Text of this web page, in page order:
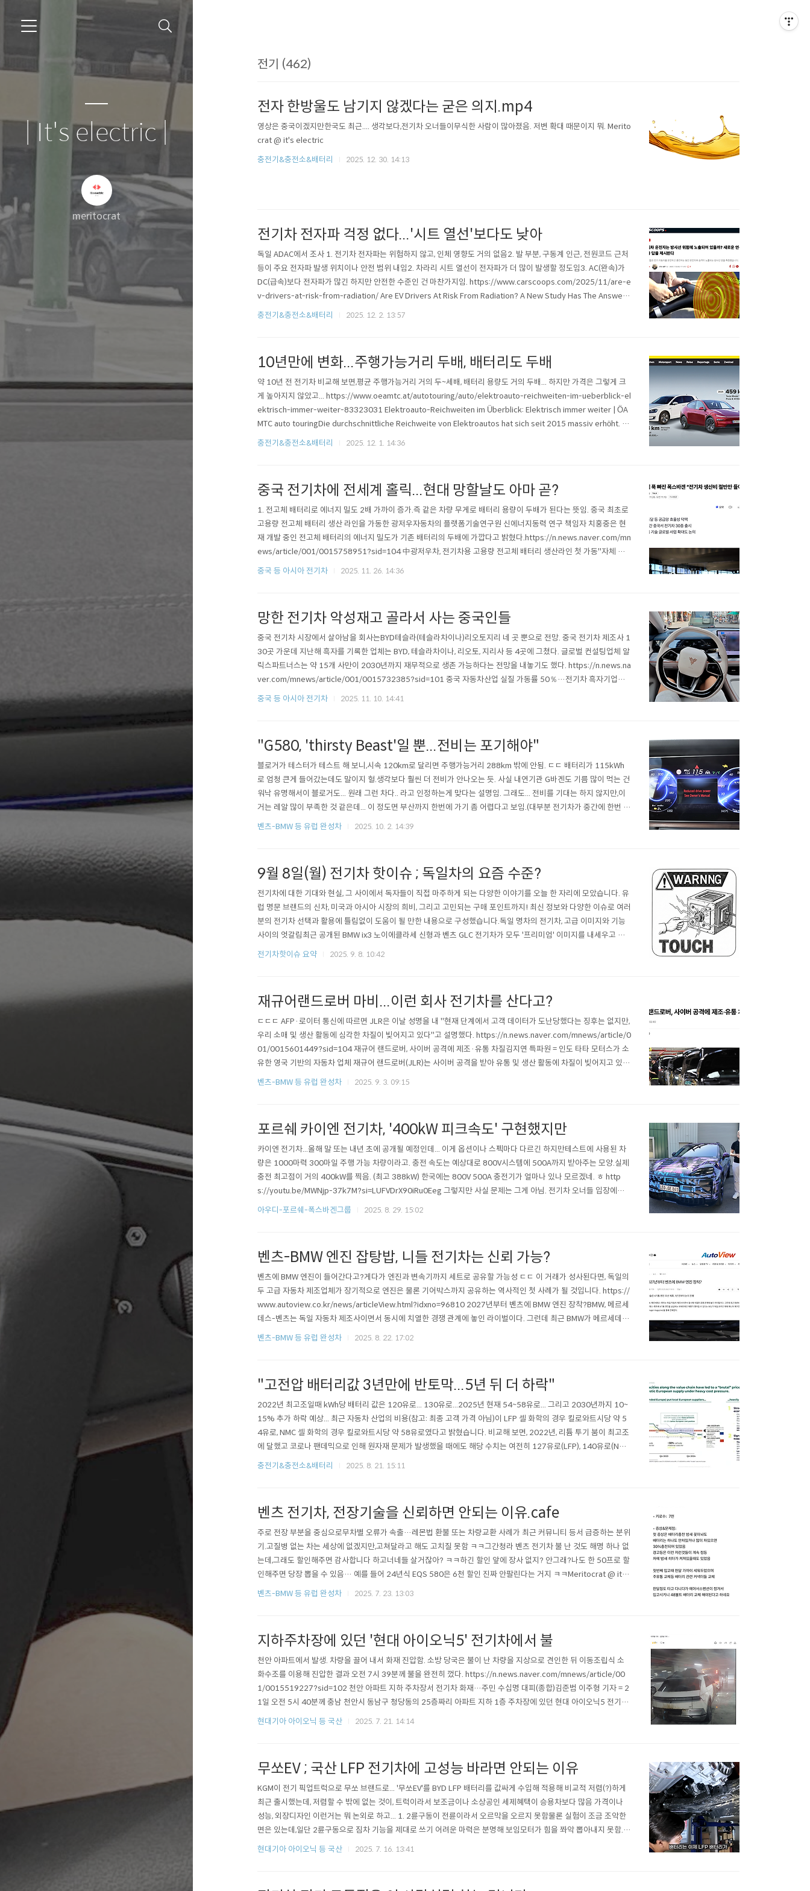
| It's electric |
meritocrat
전기 (462)
전자 한방울도 남기지 않겠다는 굳은 의지.mp4
영상은 중국이겠지만한국도 최근.... 생각보다,전기차 오너들이무식한 사람이 많아졌음. 저변 확대 때문이지 뭐. Merito
crat @ it's electric
충전기&충전소&배터리
2025. 12. 30. 14:13
전기차 전자파 걱정 없다...'시트 열선'보다도 낮아
독일 ADAC에서 조사 1. 전기차 전자파는 위험하지 않고, 인체 영향도 거의 없음2. 발 부분, 구동계 인근, 전원코드 근처
등이 주요 전자파 발생 위치이나 안전 범위 내임2. 차라리 시트 열선이 전자파가 더 많이 발생할 정도임3. AC(완속)가
DC(급속)보다 전자파가 많긴 하지만 안전한 수준인 건 마찬가지임. https://www.carscoops.com/2025/11/are-e
v-drivers-at-risk-from-radiation/ Are EV Drivers At Risk From Radiation? A New Study Has The Answers
| CarscoopsResearchers measured the amount of radiation drivers and passengers ..
충전기&충전소&배터리 2025. 12. 2. 13:57
10년만에 변화...주행가능거리 두배, 배터리도 두배
약 10년 전 전기차 비교해 보면,평균 주행가능거리 거의 두~세배, 배터리 용량도 거의 두배... 하지만 가격은 그렇게 크
게 높아지지 않았고... https://www.oeamtc.at/autotouring/auto/elektroauto-reichweiten-im-ueberblick-el
ektrisch-immer-weiter-83323031 Elektroauto-Reichweiten im Überblick: Elektrisch immer weiter | ÖA
MTC auto touringDie durchschnittliche Reichweite von Elektroautos hat sich seit 2015 massiv erhöht. Ei
n Überblick aller aktuellen Modelle z..
충전기&충전소&배터리 2025. 12. 1. 14:36
중국 전기차에 전세계 홀릭...현대 망할날도 아마 곧?
1. 전고체 배터리로 에너지 밀도 2배 가까이 증가.즉 같은 차량 무게로 배터리 용량이 두배가 된다는 뜻임. 중국 최초로
고용량 전고체 배터리 생산 라인을 가동한 광저우자동차의 플랫폼기술연구원 신에너지동력 연구 책임자 치훙중은 현
재 개발 중인 전고체 배터리의 에너지 밀도가 기존 배터리의 두배에 가깝다고 밝혔다.https://n.news.naver.com/mn
ews/article/001/0015758951?sid=104 中광저우차, 전기차용 고용량 전고체 배터리 생산라인 첫 가동"자체 개
발 전해질 등 기술적 혁신…2027∼2030년 점진적 양산" 정성조 특파원 = 중국이 첫 번째 전고체 배터리 생산라인을
중국 등 아시아 전기차 2025. 11. 26. 14:36
망한 전기차 악성재고 골라서 사는 중국인들
중국 전기차 시장에서 살아남을 회사는BYD테슬라(테슬라차이나)리오토지리 네 곳 뿐으로 전망. 중국 전기차 제조사 1
30곳 가운데 지난해 흑자를 기록한 업체는 BYD, 테슬라차이나, 리오토, 지리사 등 4곳에 그쳤다. 글로벌 컨설팅업체 알
릭스파트너스는 약 15개 사만이 2030년까지 재무적으로 생존 가능하다는 전망을 내놓기도 했다. https://n.news.na
ver.com/mnews/article/001/0015732385?sid=101 중국 자동차산업 실질 가동률 50％…전기차 흑자기업은
4개 사뿐자동차연구원 보고서…"과잉생산·출혈경쟁 장기화 가능성" 중국 자동차 산업의 공급 과잉과 출혈 경쟁이 심
중국 등 아시아 전기차 2025. 11. 10. 14:41
"G580, 'thirsty Beast'일 뿐...전비는 포기해야"
블로거가 테스터가 테스트 해 보니,시속 120km로 달리면 주행가능거리 288km 밖에 안됨. ㄷㄷ 배터리가 115kWh
로 엄청 큰게 들어갔는데도 말이지 헐.생각보다 훨씬 더 전비가 안나오는 듯. 사실 내연기관 G바겐도 기름 많이 먹는 건
워낙 유명해서이 블로거도... 원래 그런 차다.. 라고 인정하는게 맞다는 설명임. 그래도... 전비를 기대는 하지 않지만,이
거는 레알 많이 부족한 것 같은데... 이 정도면 부산까지 한번에 가기 좀 어렵다고 보임.(대부분 전기차가 중간에 한번 충
전하겠지만, 갈수 있는것과 못가는 것과는 아예 다름) 게다가 충전 속도도 너무 느려... 2025년 배터리 큰 이 새 차가 말
벤츠-BMW 등 유럽 완성차 2025. 10. 2. 14:39
9월 8일(월) 전기차 핫이슈 ; 독일차의 요즘 수준?
전기차에 대한 기대와 현실, 그 사이에서 독자들이 직접 마주하게 되는 다양한 이야기를 오늘 한 자리에 모았습니다. 유
럽 명문 브랜드의 신차, 미국과 아시아 시장의 희비, 그리고 고민되는 구매 포인트까지! 최신 정보와 다양한 이슈로 여러
분의 전기차 선택과 활용에 틀림없이 도움이 될 만한 내용으로 구성했습니다.독일 명차의 전기차, 고급 이미지와 기능
사이의 엇갈림최근 공개된 BMW ix3 노이에클라세 신형과 벤츠 GLC 전기차가 모두 '프리미엄' 이미지를 내세우고 있
지만 실제로는 기대 이하라는 평이 많습니다. BMW ix3 xDrive50은 최대 800km 주행거리, 800V 초고속 충전, 양방
전기차핫이슈 요약 2025. 9. 8. 10:42
재규어랜드로버 마비...이런 회사 전기차를 산다고?
ㄷㄷㄷ AFP·로이터 통신에 따르면 JLR은 이날 성명을 내 "현재 단계에서 고객 데이터가 도난당했다는 징후는 없지만,
우리 소매 및 생산 활동에 심각한 차질이 빚어지고 있다"고 설명했다. https://n.news.naver.com/mnews/article/0
01/0015601449?sid=104 재규어 랜드로버, 사이버 공격에 제조·유통 차질김지연 특파원 = 인도 타타 모터스가 소
유한 영국 기반의 자동차 업체 재규어 랜드로버(JLR)는 사이버 공격을 받아 유통 및 생산 활동에 차질이 빚어지고 있다
고 2일(현지시간) 밝혔다. AFP·로이터n.news.naver.com 사이버 공격 하나 받아서 유통에서 제조까지 먹통인데...니
벤츠-BMW 등 유럽 완성차 2025. 9. 3. 09:15
포르쉐 카이엔 전기차, '400kW 피크속도' 구현했지만
카이엔 전기차...올해 말 또는 내년 초에 공개될 예정인데... 이게 옵션이나 스펙마다 다르긴 하지만테스트에 사용된 차
량은 1000마력 300마일 주행 가능 차량이라고. 충전 속도는 예상대로 800V시스템에 500A까지 받아주는 모양.실제
충전 최고점이 거의 400kW를 찍음. (최고 388kW) 한국에는 800V 500A 충전기가 얼마나 있나 모르겠네. ㅎ http
s://youtu.be/MWNjp-37k7M?si=LUFVDrX90iRu0Eeg 그렇지만 사실 문제는 그게 아님. 전기차 오너들 입장에선
누구도 그냥 그런 전자기기를 20만 달러씩 주고 살 사람이 없음. 누가 그러더라고.1000마력 300마일을 자랑할 게 아
아우디-포르쉐-폭스바겐그룹 2025. 8. 29. 15:02
벤츠-BMW 엔진 잡탕밥, 니들 전기차는 신뢰 가능?
벤츠에 BMW 엔진이 들어간다고?게다가 엔진과 변속기까지 세트로 공유할 가능성 ㄷㄷ 이 거래가 성사된다면, 독일의
두 고급 자동차 제조업체가 장기적으로 엔진은 물론 기어박스까지 공유하는 역사적인 첫 사례가 될 것입니다. https://
www.autoview.co.kr/news/articleView.html?idxno=96810 2027년부터 벤츠에 BMW 엔진 장착?BMW, 메르세
데스-벤츠는 독일 자동차 제조사이면서 동시에 치열한 경쟁 관계에 놓인 라이벌이다. 그런데 최근 BMW가 메르세데
스-벤츠에 4기통 엔진을 공급하는 파워트레인 제휴가 맺어질 수 있다www.autoview.co.krhttps://www.autocar.c
벤츠-BMW 등 유럽 완성차 2025. 8. 22. 17:02
"고전압 배터리값 3년만에 반토막...5년 뒤 더 하락"
2022년 최고조일때 kWh당 배터리 값은 120유로... 130유로...2025년 현재 54~58유로... 그리고 2030년까지 10~
15% 추가 하락 예상... 최근 자동차 산업의 비용(참고: 최종 고객 가격 아님)이 LFP 셀 화학의 경우 킬로와트시당 약 5
4유로, NMC 셀 화학의 경우 킬로와트시당 약 58유로였다고 밝혔습니다. 비교해 보면, 2022년, 리튬 투기 붐이 최고조
에 달했고 코로나 팬데믹으로 인해 원자재 문제가 발생했을 때에도 해당 수치는 여전히 127유로(LFP), 140유로(NM
C)였습니다.밀러의 예측: "2030년까지 가격이 10~15% 더 하락할 것으로 예상합니다." 추가적인 가격 하락 가능성
충전기&충전소&배터리 2025. 8. 21. 15:11
벤츠 전기차, 전장기술을 신뢰하면 안되는 이유.cafe
주로 전장 부분을 중심으로무차별 오류가 속출…레몬법 환불 또는 차량교환 사례가 최근 커뮤니티 등서 급증하는 분위
기.고질병 없는 차는 세상에 없겠지만,고쳐달라고 해도 고치질 못함 ㅋㅋ그간청라 벤츠 전기차 불 난 것도 해명 하나 없
는데,그래도 할인해주면 감사합니다 하고너네들 살거잖아? ㅋㅋ하긴 할인 앞에 장사 없지? 안그래?나도 한 50프로 할
인해주면 당장 뽑을 수 있음… 예를 들어 24년식 EQS 580은 6천 할인 진짜 안팔린다는 거지 ㅋㅋMeritocrat @ it’s
electric
벤츠-BMW 등 유럽 완성차 2025. 7. 23. 13:03
지하주차장에 있던 '현대 아이오닉5' 전기차에서 불
천안 아파트에서 발생. 차량을 끌어 내서 화재 진압함. 소방 당국은 불이 난 차량을 지상으로 견인한 뒤 이동조립식 소
화수조를 이용해 진압한 결과 오전 7시 39분께 불을 완전히 껐다. https://n.news.naver.com/mnews/article/00
1/0015519227?sid=102 천안 아파트 지하 주차장서 전기차 화재…주민 수십명 대피(종합)김준범 이주형 기자 = 2
1일 오전 5시 40분께 충남 천안시 동남구 청당동의 25층짜리 아파트 지하 1층 주차장에 있던 현대 아이오닉5 전기차
에서 불이 났다. 소방 당국은 "차에 불이 난다"는 주민 신n.news.naver.com 충전중이 아니었고,스프링클러가 화재 억
현대기아 아이오닉 등 국산 2025. 7. 21. 14:14
무쏘EV ; 국산 LFP 전기차에 고성능 바라면 안되는 이유
KGM이 전기 픽업트럭으로 무쏘 브랜드로... '무쏘EV'를 BYD LFP 배터리를 값싸게 수입해 적용해 비교적 저렴(?)하게
최근 출시했는데, 저렴할 수 밖에 없는 것이, 트럭이라서 보조금이나 소상공인 세제혜택이 승용차보다 많음 가격이나
성능, 외장디자인 이런거는 뭐 논외로 하고... 1. 2륜구동이 전륜이라서 오르막을 오르지 못함물론 실험이 조금 조악한
면은 있는데,일단 2륜구동으로 짐차 기능을 제대로 쓰기 어려운 마력은 분명해 보임모터가 힘을 쫘악 뽑아내지 못함.ht
tps://youtu.be/CUXCX5gk5Qg?si=QSlb76612K2diBMD 2. 4륜구동인데 400마력이 안나오고 계속 모터 출력을
현대기아 아이오닉 등 국산 2025. 7. 16. 13:41